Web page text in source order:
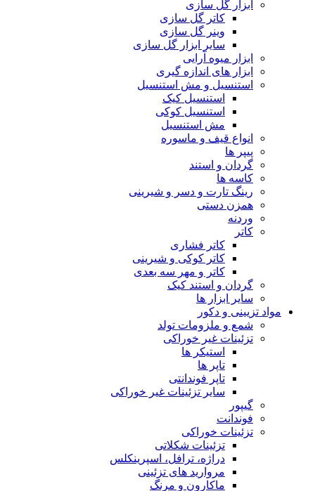
ابزار گل سازی
کاتر گل سازی
وینر گل سازی
سایر ابزار گل سازی
ابزار میوه آرایی
ابزار های اندازه گیری
استنسیل و مش استنسیل
استنسیل کیک
استنسیل کوکی
مش استنسیل
انواع قیف و ماسوره
پیپر ها
گردان و استند
کاسه ها
رینگ تارت و دسر و شیرینی
همزن دستی
وردنه
کاتر
کاتر فشاری
کاتر کوکی و شیرینی
کاتر و مهر سه بعدی
گردان و استند کیک
سایر ابزار ها
مواد تزیینی و دکور
شمع و ملزومات تولد
تزئینات غیر خوراکی
استیکر ها
تاپر ها
تاپر فوندانتی
سایر تزئینات غیر خوراکی
گیپور
فوندانت
تزئینات خوراکی
تزئینات شکلاتی
دراژه، ترافل، اسپرینکلس
مروارید های تزئینی
ماکارون و مرنگ